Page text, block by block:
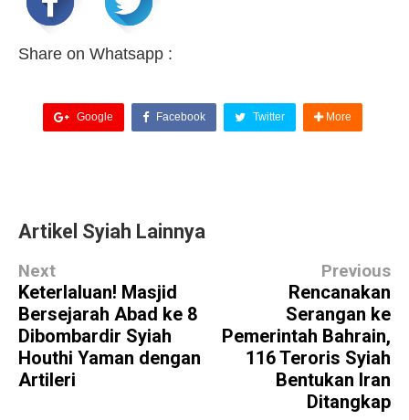
Share on Whatsapp :
Google Facebook Twitter More
Artikel Syiah Lainnya
Next
Keterlaluan! Masjid
Bersejarah Abad ke 8
Dibombardir Syiah
Houthi Yaman dengan
Artileri
Previous
Rencanakan
Serangan ke
Pemerintah Bahrain,
116 Teroris Syiah
Bentukan Iran
Ditangkap